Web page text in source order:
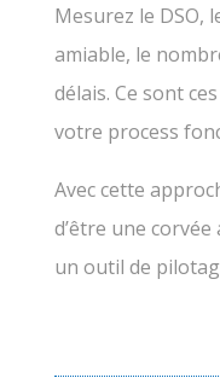
Mesurez le DSO,
amiable, le
délais. Ce sont
votre process
Avec cette
d’être une
un outil de